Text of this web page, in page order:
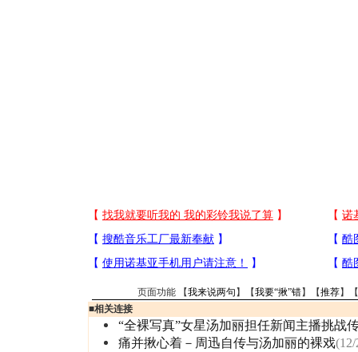
页面功能 【我来说两句 】【我要“揪”错】【推荐】
■相关连接
“全裸写真”女星汤加丽担任新闻主播挑战
痛并揪心着－周迅自传与汤加丽的裸戏